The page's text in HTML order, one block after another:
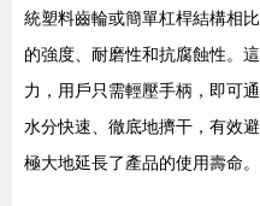
統塑料齒輪或簡單杠桿結構相
的強度、耐磨性和抗腐蝕性。
力，用戶只需輕壓手柄，即可
水分快速、徹底地擠干，有效
極大地延長了產品的使用壽命。